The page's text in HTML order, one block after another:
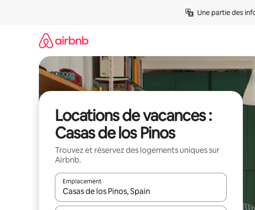
Une partie des
Locations de vacances :
Casas de los Pinos
Trouvez et réservez des logements uniques sur
Airbnb.
Emplacement
Quand les résultats sont affichés, parcourez-les en utilisant